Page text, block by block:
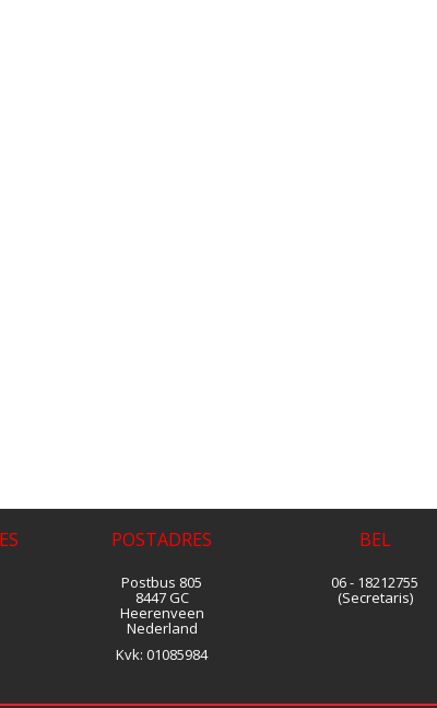
POSTADRES
Postbus 805
8447 GC
Heerenveen
Nederland
Kvk: 01085984
BEL
06 - 18212755
(Secretaris)